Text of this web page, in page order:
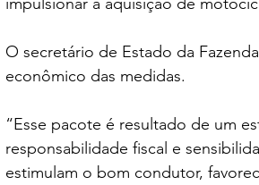
O secretário de Estado da
econômico das medidas.
“Esse pacote é resultado de um
responsabilidade fiscal e
estimulam o bom condutor,